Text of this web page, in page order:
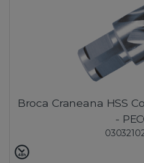
Broca Craneana HSS
-